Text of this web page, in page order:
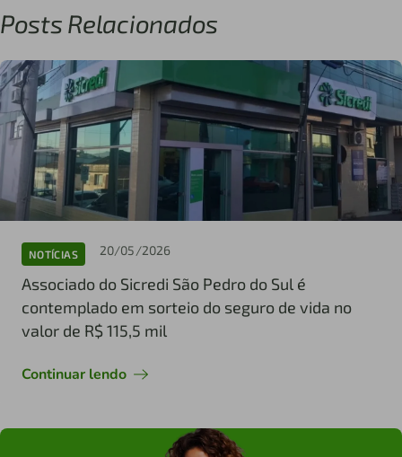
Posts Relacionados
NOTÍCIAS 20/05/2026
Associado do Sicredi São Pedro do Sul é
contemplado em sorteio do seguro de vida no
valor de R$ 115,5 mil
Continuar lendo